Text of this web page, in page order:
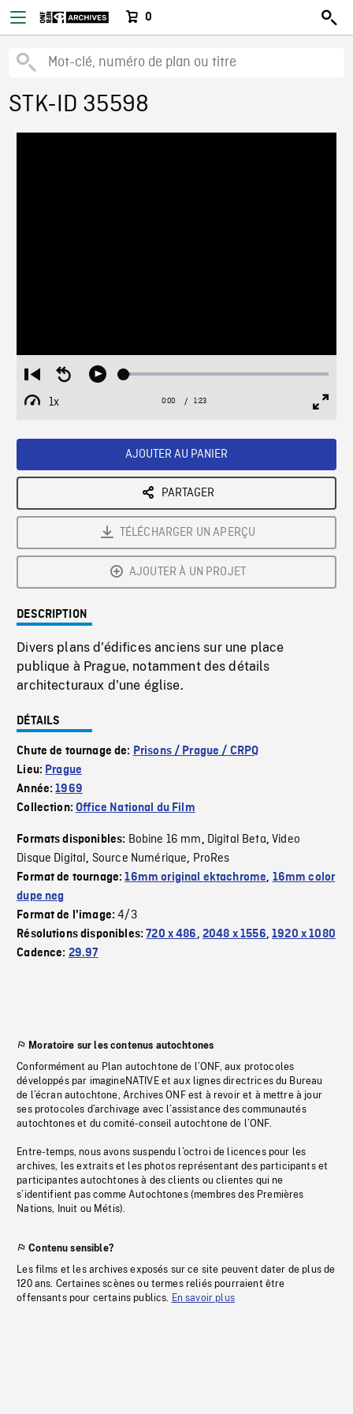
0
STK-ID 35598
Restart
from
beginning
Seek
Play Loaded:
1x
Playback
Current
0:00 / Duration
1:23
AJOUTER AU PANIER
PARTAGER
TÉLÉCHARGER UN APERÇU
AJOUTER À UN PROJET
DESCRIPTION
Divers plans d'édifices anciens sur une place
publique à Prague, notamment des détails
architecturaux d'une église.
DÉTAILS
Chute de tournage de: Prisons / Prague / CRPQ
Lieu: Prague
Année:1969
Collection:Office National du Film
Formats disponibles: Bobine 16 mm, Digital Beta,Video
Disque Digital, Source Numérique, ProRes
Format de tournage:16mm original ektachrome, 16mm color
dupe neg
Format de l'image:4/3
Résolutions disponibles:720 x 486, 2048 x 1556,1920 x 1080
Cadence: 29.97
Moratoire sur les contenus autochtones
Conformément au Plan autochtone de l’ONF, aux protocoles
développés par imagineNATIVE et aux lignes directrices du Bureau
de l’écran autochtone, Archives ONF est à revoir et à mettre à jour
ses protocoles d’archivage avec l’assistance des communautés
autochtones et du comité-conseil autochtone de l’ONF.
Entre-temps, nous avons suspendu l’octroi de licences pour les
archives, les extraits et les photos représentant des participants et
participantes autochtones à des clients ou clientes qui ne
s’identifient pas comme Autochtones (membres des Premières
Nations, Inuit ou Métis).
Contenu sensible?
Les films et les archives exposés sur ce site peuvent dater de plus de
120 ans. Certaines scènes ou termes reliés pourraient être
offensants pour certains publics. En savoir plus